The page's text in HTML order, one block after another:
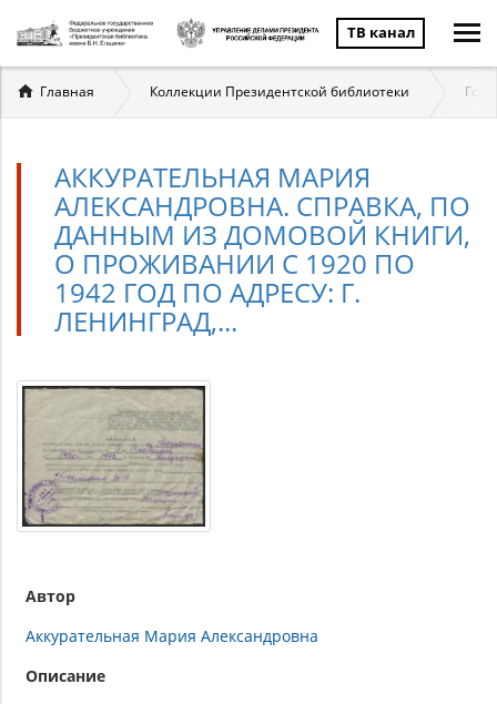
ТВ канал
Вы
здесь
Главная Коллекции Президентской библиотеки
АККУРАТЕЛЬНАЯ МАРИЯ
АЛЕКСАНДРОВНА. СПРАВКА, ПО
ДАННЫМ ИЗ ДОМОВОЙ КНИГИ,
О ПРОЖИВАНИИ С 1920 ПО
1942 ГОД ПО АДРЕСУ: Г.
ЛЕНИНГРАД,...
Автор
Аккурательная Мария Александровна
Описание